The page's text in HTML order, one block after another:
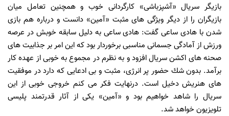
بازیگر سریال «آشپزباشی» کارگردانی خوب و همچنین تعامل میان
بازیگران را از دیگر ویژگی های مثبت «آمین» دانست و درباره هم بازی
شدن با هادی ساعی گفت: هادی ساعی به دلیل سابقه خوبش در عرصه
ورزش از آمادگی جسمانی مناسبی برخوردار بود که این امر بر جذابیت های
صحنه های اکشن سریال افزود و به نظرم در مجموع به خوبی از عهده كار
برآمد. بدون شك حضور پر انرژی، مثبت و بی ادعایی که دارد در موفقیت
های هنریش دخیل است. درنهایت فکر می کنم خروجی خوبی از این
سریال را شاهد خواهیم بود و «آمین» یکی از آثار قدرتمند پلیسی
تلویزیون خواهد شد.